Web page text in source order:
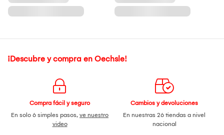
¡Descubre y compra en Oechsle!
Compra fácil y seguro
En solo 6 simples pasos, ve nuestro
video
Cambios y devoluciones
En nuestras 26 tiendas a nivel
nacional